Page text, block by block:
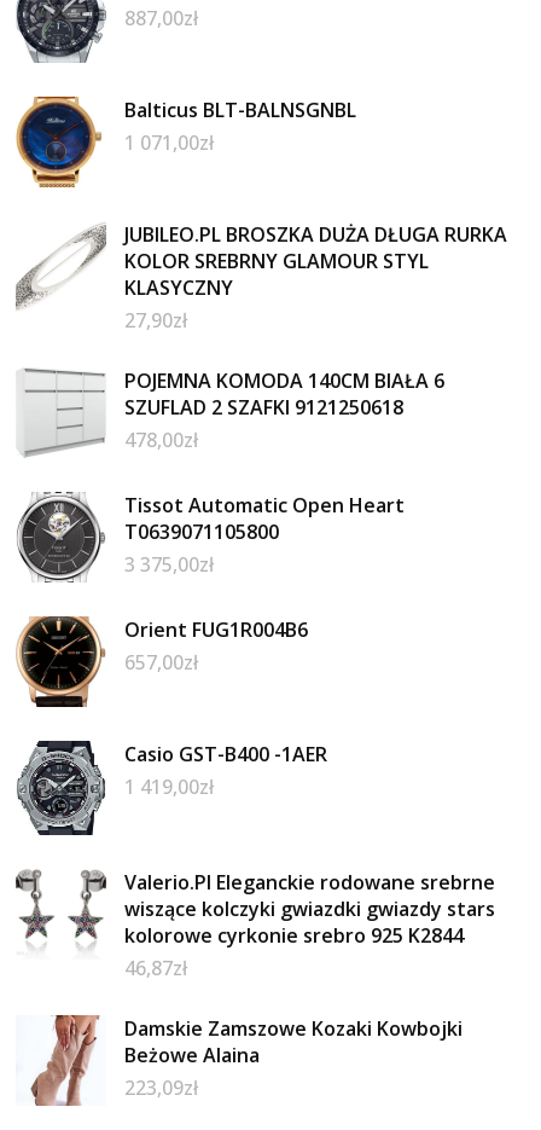
887,00zł
Balticus BLT-BALNSGNBL
1 071,00zł
JUBILEO.PL BROSZKA DUŻA DŁUGA RURKA
KOLOR SREBRNY GLAMOUR STYL
KLASYCZNY
27,90zł
POJEMNA KOMODA 140CM BIAŁA 6
SZUFLAD 2 SZAFKI 9121250618
478,00zł
Tissot Automatic Open Heart
T0639071105800
3 375,00zł
Orient FUG1R004B6
657,00zł
Casio GST-B400 -1AER
1 419,00zł
Valerio.Pl Eleganckie rodowane srebrne
wiszące kolczyki gwiazdki gwiazdy stars
kolorowe cyrkonie srebro 925 K2844
46,87zł
Damskie Zamszowe Kozaki Kowbojki
Beżowe Alaina
223,09zł